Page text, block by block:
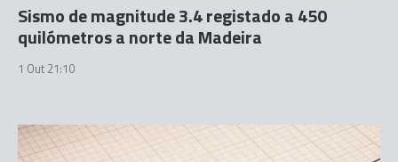
Sismo de magnitude 3.4 registado a 450
quilómetros a norte da Madeira
1 Out 21:10